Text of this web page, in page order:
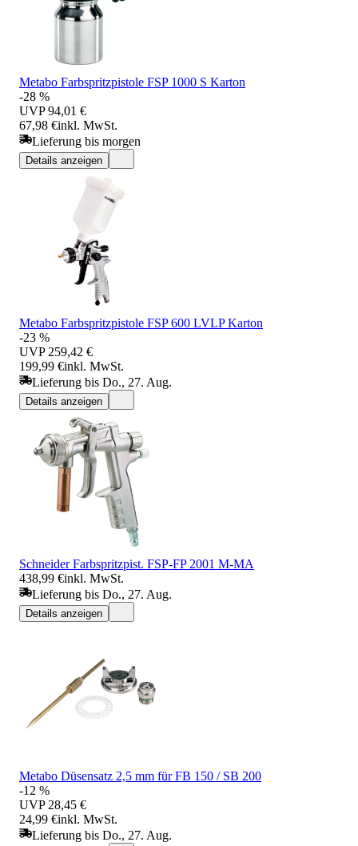
Metabo Farbspritzpistole FSP 1000 S Karton
-28 %
UVP 94,01 €
67,98 €inkl. MwSt.
Lieferung bis morgen
Details anzeigen
Metabo Farbspritzpistole FSP 600 LVLP Karton
-23 %
UVP 259,42 €
199,99 €inkl. MwSt.
Lieferung bis Do., 27. Aug.
Details anzeigen
Schneider Farbspritzpist. FSP-FP 2001 M-MA
438,99 €inkl. MwSt.
Lieferung bis Do., 27. Aug.
Details anzeigen
Metabo Düsensatz 2,5 mm für FB 150 / SB 200
-12 %
UVP 28,45 €
24,99 €inkl. MwSt.
Lieferung bis Do., 27. Aug.